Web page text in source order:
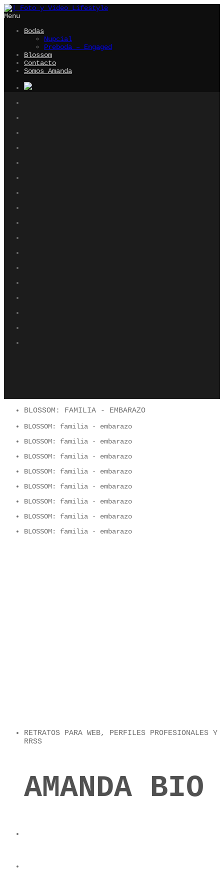
Menu
Bodas
Nupcial
Preboda – Engaged
Blossom
Contacto
Somos Amanda
BLOSSOM: FAMILIA - EMBARAZO
BLOSSOM: familia - embarazo
BLOSSOM: familia - embarazo
BLOSSOM: familia - embarazo
BLOSSOM: familia - embarazo
BLOSSOM: familia - embarazo
BLOSSOM: familia - embarazo
BLOSSOM: familia - embarazo
BLOSSOM: familia - embarazo
RETRATOS PARA WEB, PERFILES PROFESIONALES Y
RRSS
AMANDA BIO